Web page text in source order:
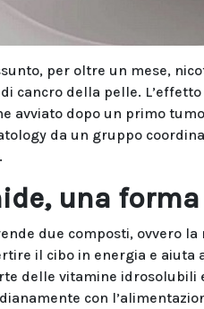
per oltre un mese,
cancro della pelle.
avviato dopo un primo
da un gruppo
una
due composti, ovvero
il cibo in energia e
delle vitamine idrosolubili
con